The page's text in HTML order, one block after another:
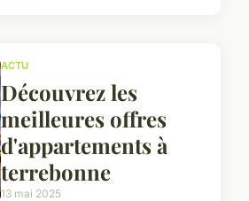
ACTU
Découvrez les
meilleures offres
d'appartements à
terrebonne
13 mai 2025